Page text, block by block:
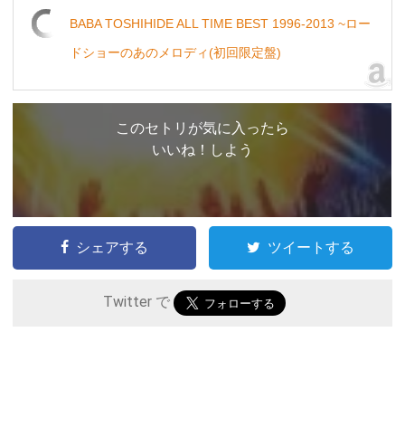
BABA TOSHIHIDE ALL TIME BEST 1996-2013 ~ロー
ドショーのあのメロディ(初回限定盤)
このセトリが気に入ったら
いいね！しよう
シェアする ツイートする
Twitter で